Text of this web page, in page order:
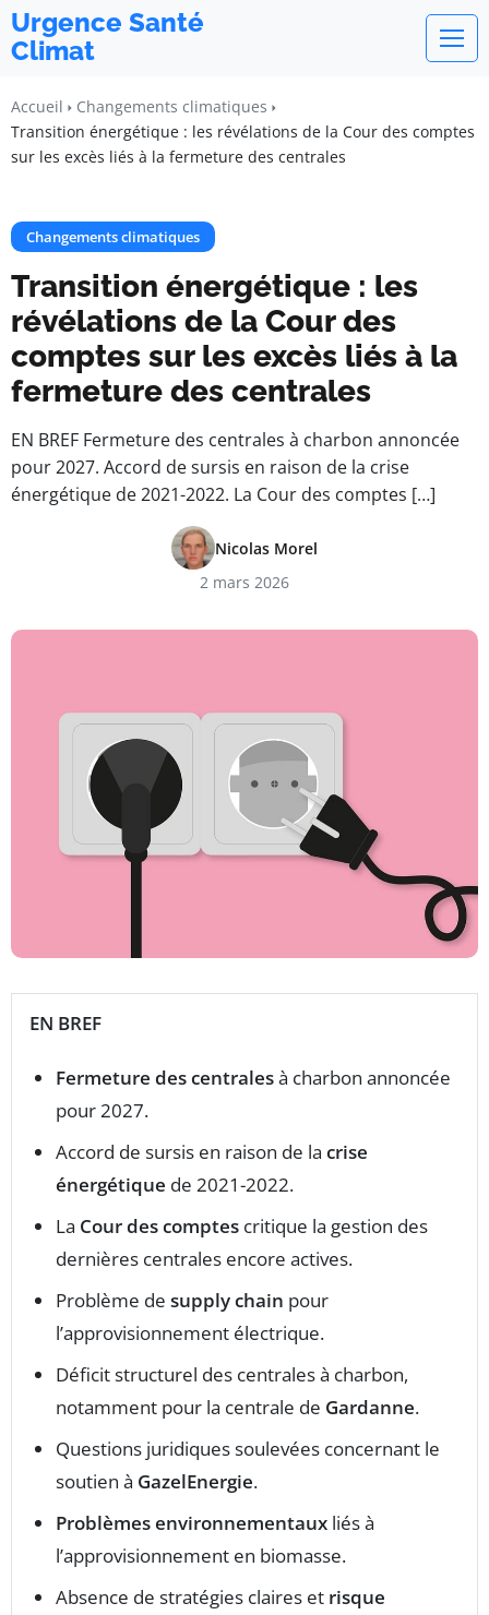
Urgence Santé
Climat
Accueil
Changements climatiques
Transition énergétique : les révélations de la Cour des comptes
sur les excès liés à la fermeture des centrales
Changements climatiques
Transition énergétique : les
révélations de la Cour des
comptes sur les excès liés à la
fermeture des centrales
EN BREF Fermeture des centrales à charbon annoncée
pour 2027. Accord de sursis en raison de la crise
énergétique de 2021-2022. La Cour des comptes […]
Nicolas Morel
2 mars 2026
EN BREF
Fermeture des centralesà charbon annoncée
pour 2027.
Accord de sursis en raison de la crise
énergétique de 2021-2022.
La Cour des comptes critique la gestion des
dernières centrales encore actives.
Problème de supply chain pour
l’approvisionnement électrique.
Déficit structurel des centrales à charbon,
notamment pour la centrale de Gardanne.
Questions juridiques soulevées concernant le
soutien à GazelEnergie.
Problèmes environnementaux liés à
l’approvisionnement en biomasse.
Absence de stratégies claires et risque